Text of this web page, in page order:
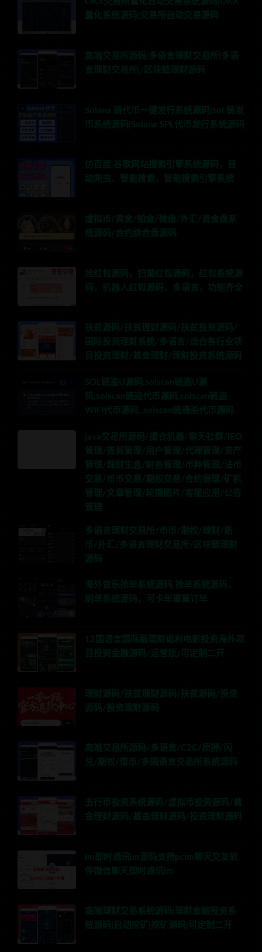
量化系统源码|交易所自动交易源码
高端交易所源码|多语言理财交易所|多语
言理财交易所|/区块链理财源码
Solana 链代币一键发行系统源码|sol 链发
币系统源码|Solana SPL代币发行系统源码
仿百度,谷歌网站搜索引擎系统源码，自
动爬虫、智能搜索，智能搜索引擎系统
虚拟币/黄金/铂金/微盘/外汇/资金盘系
统源码/合约综合盘源码
抢红包源码，扫雷红包源码，红包系统源
码，机器人红包源码，多语言，功能齐全
扶贫源码/扶贫理财源码/扶贫投资源码/
国际投资理财系统/多语言/适合各行业项
目投资理财/基金理财/理财投资系统源码
SOL链盗U源码,solscan链盗U源
码,solscan链盗代币源码,solscan链盗
WIFI代币源码,,solscan链通杀代币源码
java交易所源码/撮合机器/聊天社群/IEO
管理/签到管理/用户管理/代理管理/资产
管理/理财生息/财务管理/币种管理/法币
交易/币币交易/期权交易/合约管理/矿机
管理/文章管理/轮播图片/客服应用/公告
管理
多语言理财交易所/币币/期权/理财/新
币/外汇/多语言理财交易所/区块链理财
源码
海外音乐抢单系统源码,抢单系统源码，
刷单系统源码，可卡单重置订单
12国语言国际版理财返利电影投资海外项
目投资金融源码/运营版/可定制二开
理财源码/扶贫理财源码/扶贫源码/投资
源码/投资理财源码
高端交易所源码/多语言/C2C/质押/闪
兑/期权/借币/多国语言交易所系统源码
五行币投资系统源码/虚拟币投资源码/黄
金理财源码/基金理财源码/投资理财源码
im即时通讯im源码支持pcim聊天交友软
件微信聊天即时通讯im
高端理财交易系统源码|理财金融投资系
统源码|自动挖矿|挖矿源码|可定制二开